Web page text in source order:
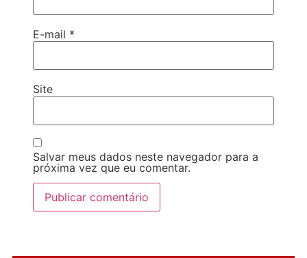
E-mail *
Site
Salvar meus dados neste navegador para a
próxima vez que eu comentar.